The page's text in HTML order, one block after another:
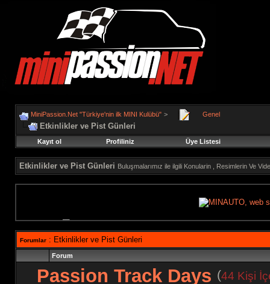
MiniPassion.Net "Türkiye'nin ilk MINI Kulübü" > Genel
Etkinlikler ve Pist Günleri
Kayıt ol Profiliniz Üye Listesi
Etkinlikler ve Pist Günleri Buluşmalarımız ile ilgili Konularin , Resimlerin Ve
Forumlar : Etkinlikler ve Pist Günleri
Forum
Passion Track Days (44 Kişi